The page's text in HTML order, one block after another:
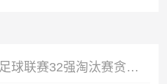
08月04日佛山西甲足球联赛32强淘汰赛贪玩游戏VS美的薪火全场录像